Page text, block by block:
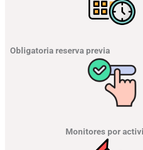
Obligatoria reserva previa
Monitores por